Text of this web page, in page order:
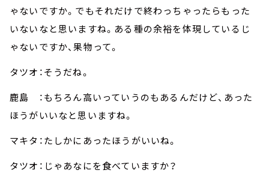
ゃないですか。でもそれだけで終わっちゃったらもった
いないなと思いますね。ある種の余裕を体現しているじ
ゃないですか、果物って。
タツオ：そうだね。
鹿島 ：もちろん高いっていうのもあるんだけど、あった
ほうがいいなと思いますね。
マキタ：たしかにあったほうがいいね。
タツオ：じゃあなにを食べていますか？